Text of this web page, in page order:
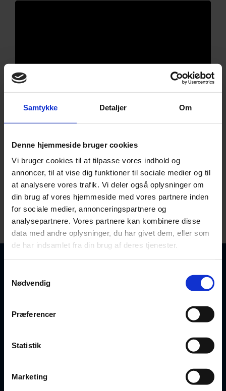
Samtykke Detaljer Om
Denne hjemmeside bruger cookies
Vi bruger cookies til at tilpasse vores indhold og
annoncer, til at vise dig funktioner til sociale medier og til
at analysere vores trafik. Vi deler også oplysninger om
din brug af vores hjemmeside med vores partnere inden
for sociale medier, annonceringspartnere og
analysepartnere. Vores partnere kan kombinere disse
data med andre oplysninger, du har givet dem, eller som
de har indsamlet fra din brug af deres tjenester.
Nødvendig
Præferencer
Statistik
Marketing
Tilmeld dig vores
påvirke gyldigheden af dine juridiske
dokumenter. Hold dig opdateret med relevant